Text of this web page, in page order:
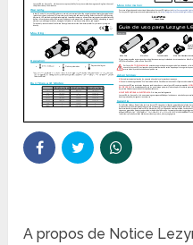
A propos de Notice